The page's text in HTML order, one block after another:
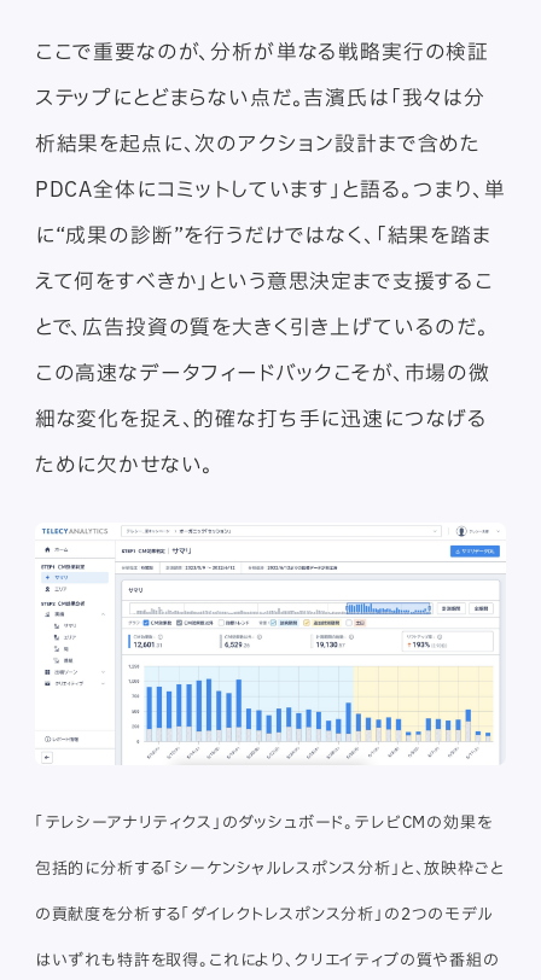
ここで重要なのが、分析が単なる戦略実行の検証
ステップにとどまらない点だ。吉濱氏は「我々は分
析結果を起点に、次のアクション設計まで含めた
PDCA全体にコミットしています」と語る。つまり、単
に“成果の診断”を行うだけではなく、「結果を踏ま
えて何をすべきか」という意思決定まで支援するこ
とで、広告投資の質を大きく引き上げているのだ。
この高速なデータフィードバックこそが、市場の微
細な変化を捉え、的確な打ち手に迅速につなげる
ために欠かせない。
「テレシーアナリティクス」のダッシュボード。テレビCMの効果を
包括的に分析する「シーケンシャルレスポンス分析」と、放映枠ごと
の貢献度を分析する「ダイレクトレスポンス分析」の2つのモデル
はいずれも特許を取得。これにより、クリエイティブの質や番組の